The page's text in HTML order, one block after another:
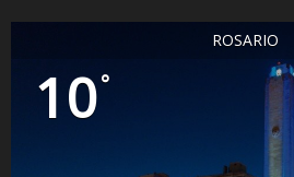
ROSARIO
10°